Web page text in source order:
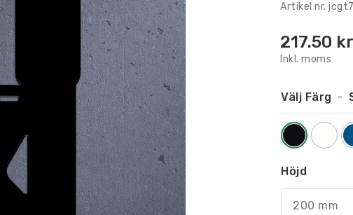
Artikel nr.
217.50 kr
Inkl. moms
Välj Färg
Höjd
200 mm